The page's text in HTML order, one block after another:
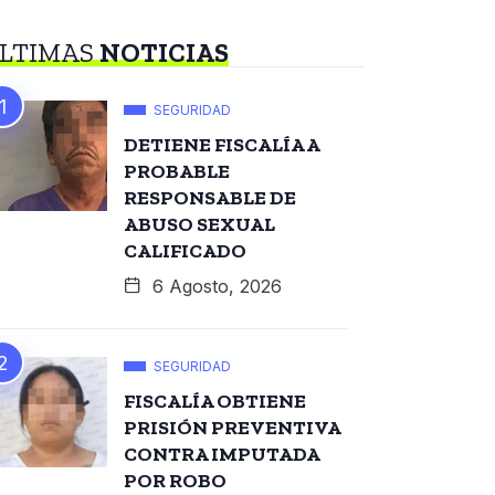
NOTICIAS
SEGURIDAD
DETIENE FISCALÍA A
PROBABLE
RESPONSABLE DE
ABUSO SEXUAL
CALIFICADO
6 Agosto, 2026
SEGURIDAD
FISCALÍA OBTIENE
PRISIÓN PREVENTIVA
CONTRA IMPUTADA
POR ROBO